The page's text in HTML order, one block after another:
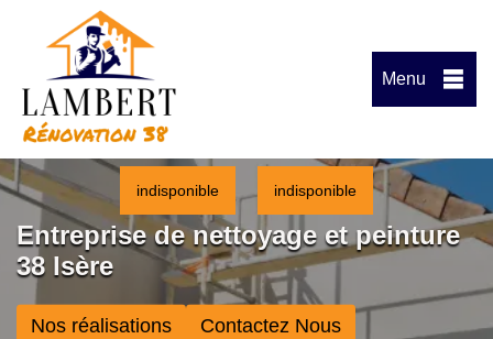
Menu
indisponible indisponible
Entreprise de nettoyage et peinture
38 Isère
Nos réalisations Contactez Nous